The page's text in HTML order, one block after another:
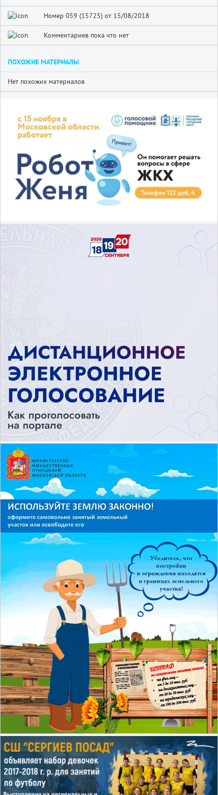
Номер 059 (15725) от 15/08/2018
Комментариев пока что нет
ПОХОЖИЕ МАТЕРИАЛЫ
Нет похожих материалов